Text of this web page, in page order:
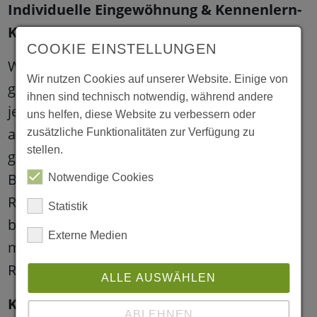
Individuelle Eingewöhnung & Kennenlern-
Krabbelgruppe
Wir wollen möglich machen, dass die Kinder
ganz individuell bei uns ankommen, denn
jedes Kind braucht seine eigene Zeit, um sich
auf die neue Situation einzustellen. Deshalb
gewöhnen wir die Kinder angelehnt an dem
Berliner Eingewöhnungsmodell ein. In der
Regel planen wir dafür vier Wochen ein und
bieten im Vorfeld auch ein Kennlerngespräch
mit den Bezugserzieher:innen in unseren
Räumen für die Familien an.
Kita und KiFaZ Am Kirschberg der Outlaw
COOKIE EINSTELLUNGEN
Wir nutzen Cookies auf unserer Website. Einige von
ihnen sind technisch notwendig, während andere
uns helfen, diese Website zu verbessern oder
zusätzliche Funktionalitäten zur Verfügung zu
stellen.
Notwendige Cookies
Statistik
Externe Medien
ALLE AUSWÄHLEN
ABLEHNEN